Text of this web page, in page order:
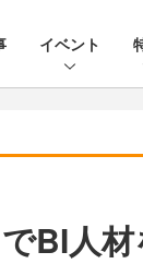
イベント
BI人